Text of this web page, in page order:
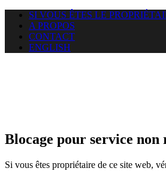
SI VOUS ÊTES LE
A PROPOS
CONTACT
ENGLISH
Blocage pour service non
Si vous êtes propriétaire de ce site web,